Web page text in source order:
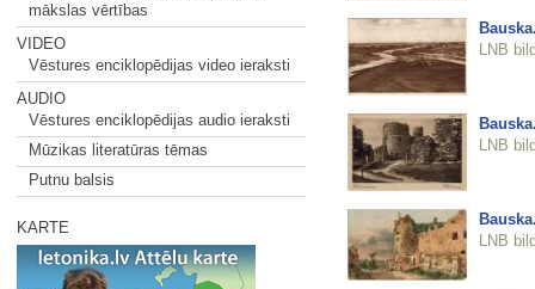
mākslas vērtības
VIDEO
Vēstures enciklopēdijas video ieraksti
AUDIO
Vēstures enciklopēdijas audio ieraksti
Mūzikas literatūras tēmas
Putnu balsis
KARTE
LNB
LNB
LNB